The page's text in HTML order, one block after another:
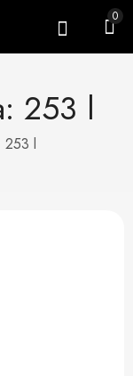
0
253 l
253 l